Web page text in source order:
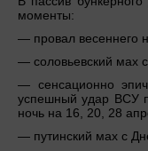
моменты:
— провал весеннего
— соловьевский мах
— сенсационно
успешный удар ВСУ
ночь на 16, 20, 28
— путинский мах с